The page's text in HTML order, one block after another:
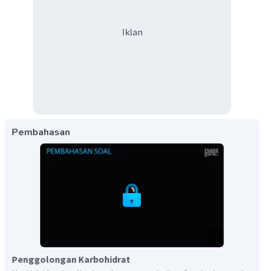
Iklan
Pembahasan
Penggolongan Karbohidrat